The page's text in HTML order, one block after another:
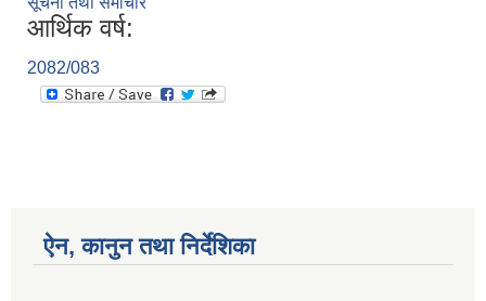
आर्थिक वर्ष:
2082/083
ऐन, कानुन तथा निर्देशिका